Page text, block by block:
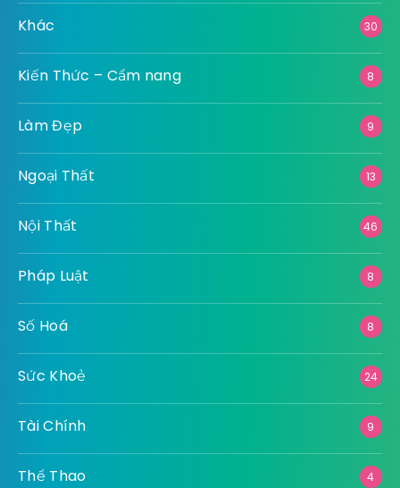
Khác 30
Kiến Thức – Cẩm nang 8
Làm Đẹp 9
Ngoại Thất 13
Nội Thất 46
Pháp Luật 8
Số Hoá 8
Sức Khoẻ 24
Tài Chính 9
Thể Thao 4